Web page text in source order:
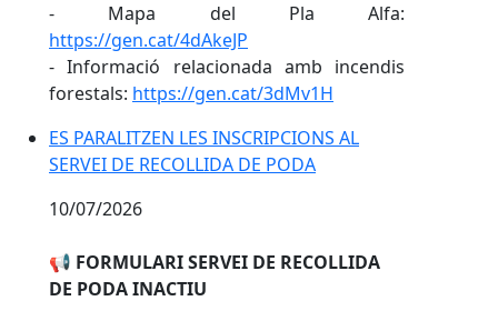
- Mapa del Pla Alfa:
https://gen.cat/4dAkeJP
- Informació relacionada amb incendis
forestals: https://gen.cat/3dMv1H
ES PARALITZEN LES INSCRIPCIONS AL
SERVEI DE RECOLLIDA DE PODA
10/07/2026
📢 FORMULARI SERVEI DE RECOLLIDA
DE PODA INACTIU